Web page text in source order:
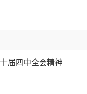
届四中全会精神